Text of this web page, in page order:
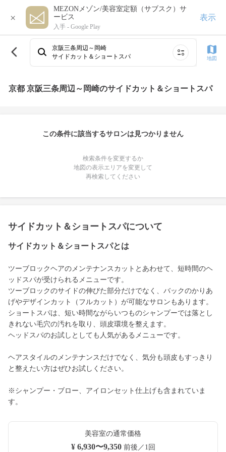
×
MEZONメゾン/美容室定額（サブスク）サ
ービス
入手 - Google Play
表示
京阪三条周辺～岡崎
サイドカット＆ショートスパ
地図
京都 京阪三条周辺～岡崎のサイドカット＆ショートスパ
この条件に該当するサロンは見つかりません
検索条件を変更するか
地図の表示エリアを変更して
再検索してください
サイドカット＆ショートスパについて
サイドカット＆ショートスパとは
ツーブロックヘアのメンテナンスカットとあわせて、短時間のヘ
ッドスパが受けられるメニューです。
ツーブロックのサイドの伸びた部分だけでなく、バックのかりあ
げやデザインカット（フルカット）が可能なサロンもあります。
ショートスパは、短い時間ながらいつものシャンプーでは落とし
きれない毛穴の汚れを取り、頭皮環境を整えます。
ヘッドスパのお試しとしても人気があるメニューです。
ヘアスタイルのメンテナンスだけでなく、気分も頭皮もすっきり
と整えたい方はぜひお試しください。
※シャンプー・ブロー、アイロンセット仕上げも含まれていま
す。
美容室の通常価格
¥ 6,930〜9,350前後／1回